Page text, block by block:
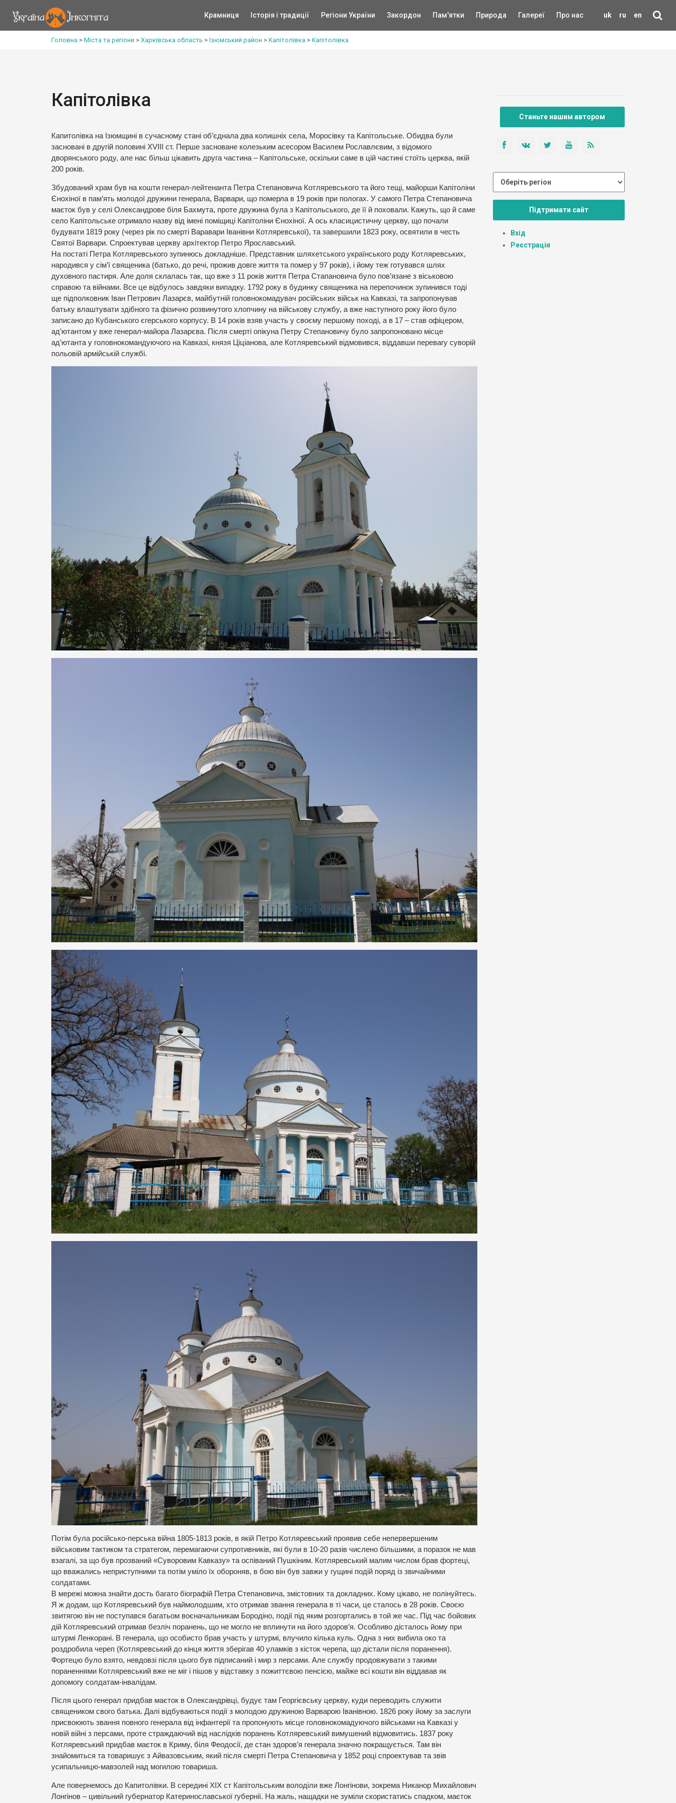
uk ru en
Крамниця Історія і традиції Регіони України Закордон Пам'ятки Природа Галереї Про нас
Головна > Міста та регіони > Харківська область > Ізюмський район > Капітолівка > Капітолівка
Капітолівка
Капитолівка на Ізюмщині в сучасному стані об’єднала два колишніх села, Моросівку та Капітольське. Обидва були
засновані в другій половині XVIII ст. Перше засноване колезьким асесором Василем Рославлєвим, з відомого
дворянського роду, але нас більш цікавить друга частина – Капітольське, оскільки саме в цій частині стоїть церква, якій
200 років.
Збудований храм був на кошти генерал-лейтенанта Петра Степановича Котляревського та його тещі, майорши Капітоліни
Єнохіної в пам’ять молодої дружини генерала, Варвари, що померла в 19 років при пологах. У самого Петра Степановича
маєток був у селі Олександрове біля Бахмута, проте дружина була з Капітольського, де її й поховали. Кажуть, що й саме
село Капітольське отримало назву від імені поміщиці Капітоліни Єнохіної. А ось класицистичну церкву, що почали
будувати 1819 року (через рік по смерті Варавари Іванівни Котляревської), та завершили 1823 року, освятили в честь
Святої Варвари. Спроектував церкву архітектор Петро Ярославський.
На постаті Петра Котляревського зупинюсь докладніше. Представник шляхетського українського роду Котляревських,
народився у сім’ї священика (батько, до речі, прожив довге життя та помер у 97 років), і йому теж готувався шлях
духовного пастиря. Але доля склалась так, що вже з 11 років життя Петра Стапановича було пов’язане з віськовою
справою та війнами. Все це відбулось завдяки випадку. 1792 року в будинку священика на перепочинок зупинився тоді
ще підполковник Іван Петрович Лазарєв, майбутній головнокомадувач російських військ на Кавказі, та запропонував
батьку влаштувати здібного та фізично розвинутого хлопчину на військову службу, а вже наступного року його було
записано до Кубанського єгерського корпусу. В 14 років взяв участь у своєму першому поході, а в 17 – став офіцером,
ад’ютантом у вже генерал-майора Лазарєва. Після смерті опікуна Петру Степановичу було запропоновано місце
ад’ютанта у головнокомандуючого на Кавказі, князя Ціціанова, але Котляревський відмовився, віддавши перевагу суворій
польовій армійській службі.
Потім була російсько-перська війна 1805-1813 років, в якій Петро Котляревський проявив себе непервершеним
військовим тактиком та стратегом, перемагаючи супротивників, які були в 10-20 разів числено більшими, а поразок не мав
взагалі, за що був прозваний «Суворовим Кавказу» та оспіваний Пушкіним. Котляревський малим числом брав фортеці,
що вважались неприступними та потім уміло їх обороняв, в бою він був завжи у гущині подій поряд із звичайними
солдатами.
В мережі можна знайти дость багато біографій Петра Степановича, змістовних та докладних. Кому цікаво, не полінуйтесь.
Я ж додам, що Котляревський був наймолодшим, хто отримав звання генерала в ті часи, це сталось в 28 років. Своєю
звитягою він не поступався багатьом воєначальникам Бородіно, події під яким розгортались в той же час. Під час бойових
дій Котляревський отримав безліч поранень, що не могло не вплинути на його здоров’я. Особливо дісталось йому при
штурмі Ленкорані. В генерала, що особисто брав участь у штурмі, влучило кілька куль. Одна з них вибила око та
роздробила череп (Котляревський до кінця життя зберігав 40 уламків з кісток черепа, що дістали після поранення).
Фортецю було взято, невдовзі після цього був підписаний і мир з персами. Але службу продовжувати з такими
пораненнями Котляревський вже не міг і пішов у відставку з пожиттєвою пенсією, майже всі кошти він віддавав як
допомогу солдатам-інвалідам.
Після цього генерал придбав маєток в Олександрівці, будує там Георгієвську церкву, куди переводить служити
священиком свого батька. Далі відбуваються події з молодою дружиною Варварою Іванівною. 1826 року йому за заслуги
присвоюють звання повного генерала від інфантерії та пропонують місце головнокомадуючого військами на Кавказі у
новій війні з персами, проте страждаючий від наслідків поранень Котляревський вимушений відмовитись. 1837 року
Котляревський придбав маєток в Криму, біля Феодосії, де стан здоров’я генерала значно покращується. Там він
знайомиться та товаришує з Айвазовським, який після смерті Петра Степановича у 1852 році спроектував та звів
усипальницю-мавзолей над могилою товариша.
Але повернемось до Капитолівки. В середині ХІХ ст Капітольським володіли вже Лонгінови, зокрема Никанор Михайлович
Лонгінов – цивільний губернатор Катеринославської губернії. На жаль, нащадки не зуміли скористатись спадком, маєток
Станьте нашим автором
Підтримати сайт
Вхід
Реєстрація